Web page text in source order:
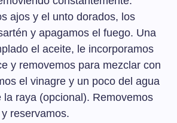
ajos y el unto dorados, los
y apagamos el fuego. Una
el aceite, le incorporamos
y removemos para mezclar con
el vinagre y un poco del agua
la raya (opcional). Removemos
reservamos.